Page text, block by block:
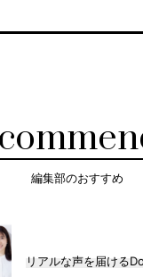
編集部のおすすめ
リアルな声を届ける